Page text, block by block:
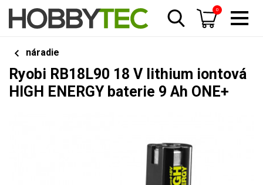
0
náradie
Ryobi RB18L90 18 V lithium iontová
HIGH ENERGY baterie 9 Ah ONE+